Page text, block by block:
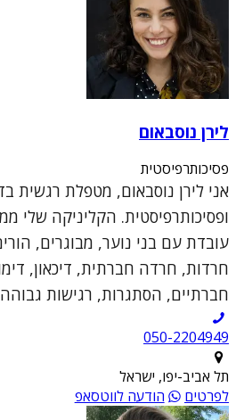
לירן נוסבאום
פסיכותרפיסטית
אני לירן נוסבאום, מטפלת רגשית
ופסיכותרפיסטית. הקליניקה שלי
עובדת עם בני נוער, מבוגרים,
חרדות, חרדה חברתית, דיכאון,
חברתיים, הסתגרות, רגישות גבוהה,
050-2204949
תל אביב-יפו, ישראל
לפרטים
הודעה לווטסאפ